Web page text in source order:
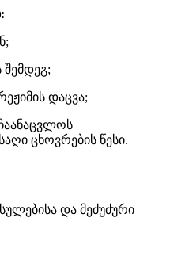
დაცვა;
ცხოვრების წესი.
და მეძუძური